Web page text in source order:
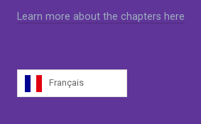
Learn more about the chapters here
Français